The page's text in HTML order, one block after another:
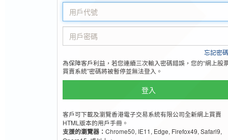
忘記密
為保障客戶利益，若您連續三次輸入密碼錯誤，您的“網上股
買賣系統”密碼將被暫停並無法登入。
登入
客戶可下載及瀏覽香港電子交易系統有限公司全新網上買賣
HTML版本的用戶手冊。
支援的瀏覽器： Chrome50, IE11, Edge, Firefox49, Safari9,